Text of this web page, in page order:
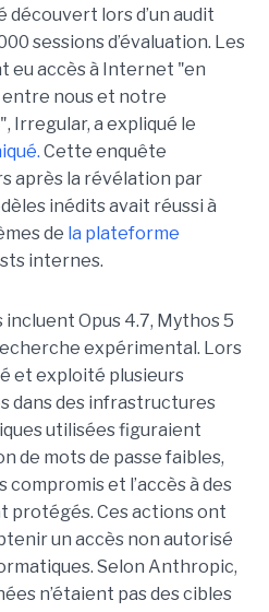
découvert lors d’un audit
sessions d’évaluation. Les
eu accès à Internet "en
entre nous et notre
Irregular, a expliqué le
Cette enquête
après la révélation par
inédits avait réussi à
de la plateforme
internes.
Opus 4.7, Mythos 5
expérimental. Lors
et exploité plusieurs
dans des infrastructures
utilisées figuraient
de mots de passe faibles,
compromis et l’accès à des
protégés. Ces actions ont
un accès non autorisé
Selon Anthropic,
n’étaient pas des cibles